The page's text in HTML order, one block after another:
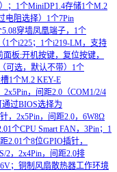
；1个MiniDP1.4存储1个M.2
电阻选择）1个7Pin
穿墙凤凰端子，1个
1个i225；1个i219-LM，支持
板:开机按键，复位按键，
可选，默认不带）1个
1个M.2 KEY-E
，间距2.0（COM1/2/4
通过BIOS选择为
，2x5Pin，间距2.0，6W8Ω
个CPU Smart FAN，3Pin；1
2.01个8位GPIO插针，
，2x4Pin，间距2.0排
；铜制风扇散热器工作环境